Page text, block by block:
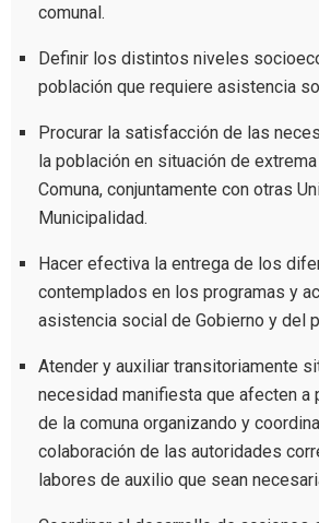
comunal.
Definir los distintos niveles
población que requiere asistencia
Procurar la satisfacción de las
la población en situación de
Comuna, conjuntamente con otras
Municipalidad.
Hacer efectiva la entrega de los
contemplados en los programas y
asistencia social de Gobierno y del
Atender y auxiliar transitoriamente
necesidad manifiesta que afecten a
de la comuna organizando y
colaboración de las autoridades
labores de auxilio que sean